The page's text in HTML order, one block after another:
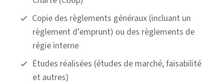
Copie des règlements généraux (incluant un
règlement d’emprunt) ou des règlements de
régie interne
Études réalisées (études de marché, faisabilité
et autres)